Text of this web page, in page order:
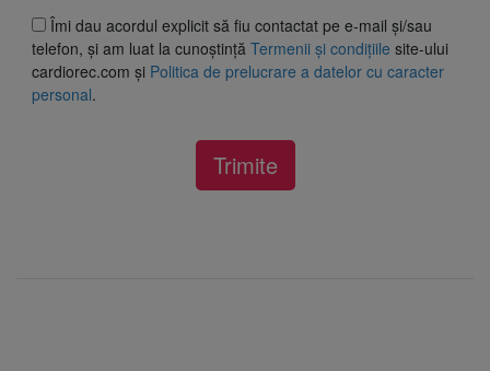
Îmi dau acordul explicit să fiu contactat pe e-mail și/sau
telefon, și am luat la cunoștință Termenii și condițiile site-ului
cardiorec.com și Politica de prelucrare a datelor cu caracter
personal.